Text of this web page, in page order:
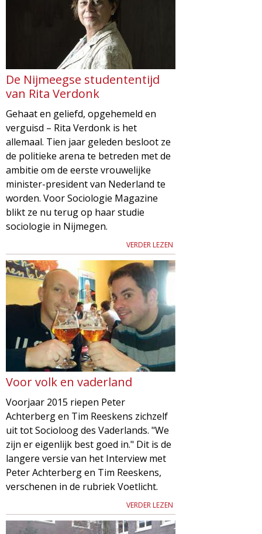
De Nijmeegse studententijd
van Rita Verdonk
Gehaat en geliefd, opgehemeld en
verguisd – Rita Verdonk is het
allemaal. Tien jaar geleden besloot ze
de politieke arena te betreden met de
ambitie om de eerste vrouwelijke
minister-president van Nederland te
worden. Voor Sociologie Magazine
blikt ze nu terug op haar studie
sociologie in Nijmegen.
VERDER LEZEN
Voor volk en vaderland
Voorjaar 2015 riepen Peter
Achterberg en Tim Reeskens zichzelf
uit tot Socioloog des Vaderlands. "We
zijn er eigenlijk best goed in." Dit is de
langere versie van het Interview met
Peter Achterberg en Tim Reeskens,
verschenen in de rubriek Voetlicht.
VERDER LEZEN